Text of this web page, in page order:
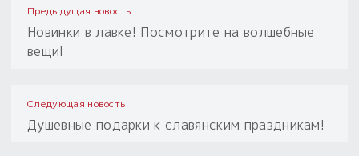
Предыдущая новость
Новинки в лавке! Посмотрите на волшебные
вещи!
Следующая новость
Душевные подарки к славянским праздникам!